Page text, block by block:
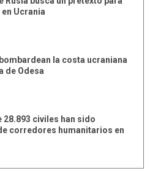
Ucrania
la costa ucraniana
de Odesa
civiles han sido
corredores humanitarios en